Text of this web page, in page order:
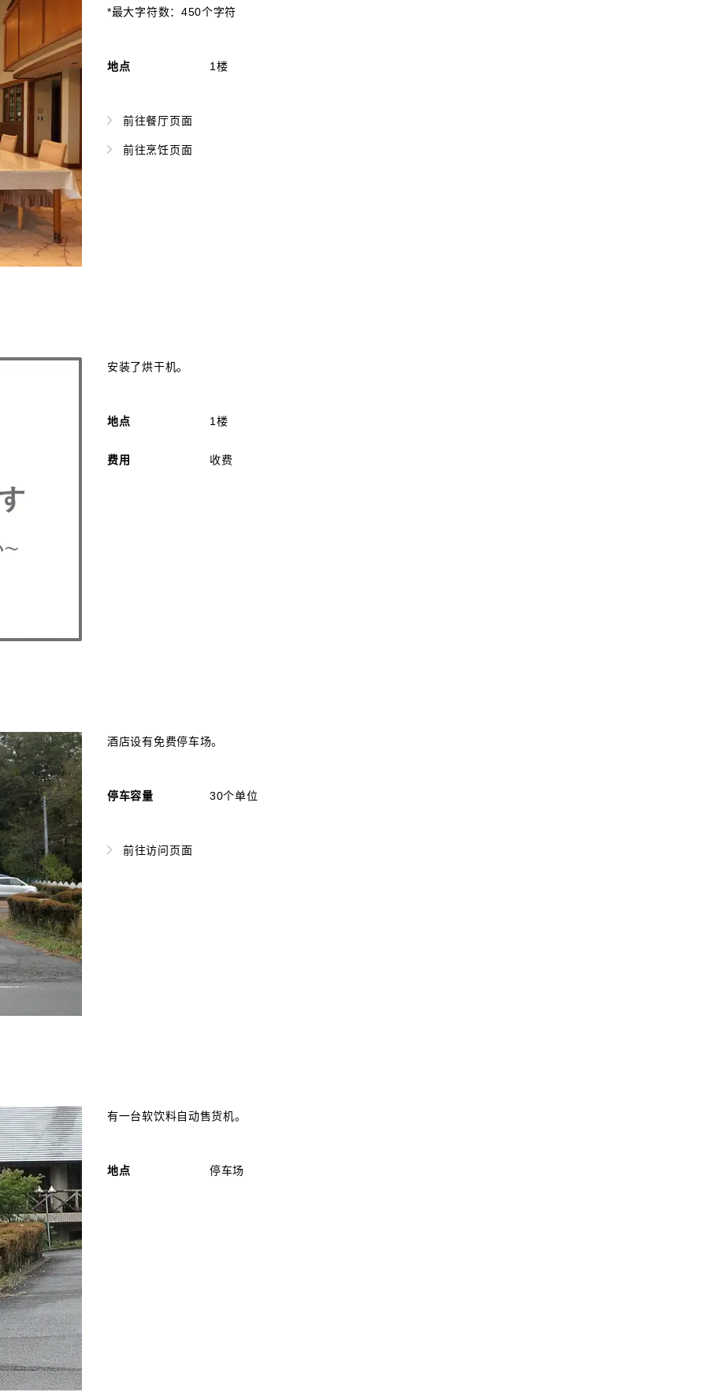
*最大字符数：450个字符
地点 1楼
前往餐厅页面
前往烹饪页面
安装了烘干机。
地点 1楼
费用 收费
酒店设有免费停车场。
停车容量 30个单位
前往访问页面
有一台软饮料自动售货机。
地点 停车场